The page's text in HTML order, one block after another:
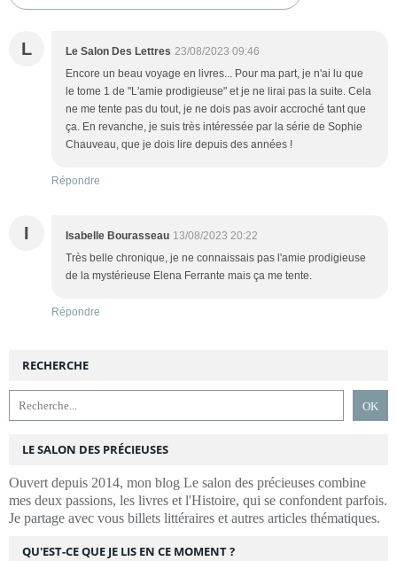
L Le Salon Des Lettres 23/08/2023 09:46
Encore un beau voyage en livres... Pour ma part, je n'ai lu que
le tome 1 de "L'amie prodigieuse" et je ne lirai pas la suite. Cela
ne me tente pas du tout, je ne dois pas avoir accroché tant que
ça. En revanche, je suis très intéressée par la série de Sophie
Chauveau, que je dois lire depuis des années !
Répondre
I Isabelle Bourasseau 13/08/2023 20:22
Très belle chronique, je ne connaissais pas l'amie prodigieuse
de la mystérieuse Elena Ferrante mais ça me tente.
Répondre
RECHERCHE
LE SALON DES PRÉCIEUSES
Ouvert depuis 2014, mon blog Le salon des précieuses combine
mes deux passions, les livres et l'Histoire, qui se confondent parfois.
Je partage avec vous billets littéraires et autres articles thématiques.
QU'EST-CE QUE JE LIS EN CE MOMENT ?